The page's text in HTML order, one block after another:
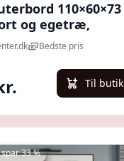
110×60×73
og egetræ,
metal
Bedste pris
Til butik
spar 33 %